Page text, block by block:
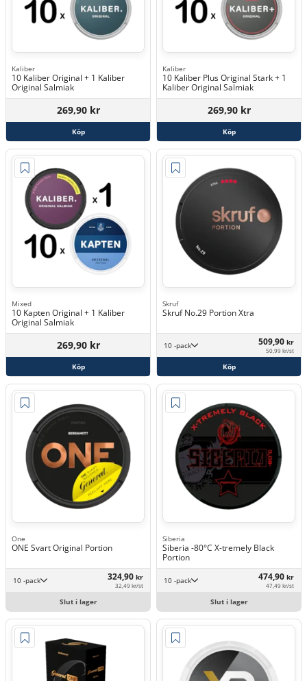
Kaliber
10 Kaliber Original + 1 Kaliber
Original Salmiak
269,90 kr
Köp
Kaliber
10 Kaliber Plus Original Stark + 1
Kaliber Original Salmiak
269,90 kr
Köp
Mixed
10 Kapten Original + 1 Kaliber
Original Salmiak
269,90 kr
Köp
Skruf
Skruf No.29 Portion Xtra
10 -pack 509,90 kr
50,99 kr/st
Köp
One
ONE Svart Original Portion
10 -pack 324,90 kr
32,49 kr/st
Slut i lager
Siberia
Siberia -80°C X-tremely Black
Portion
10 -pack 474,90 kr
47,49 kr/st
Slut i lager